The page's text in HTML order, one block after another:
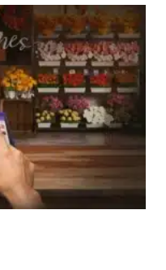
وسريعة
ومتميزة مع
كل طلب،
ولكل طاولة
فودكس
أونلاين
خيارك
الأسهل
لخدمات
الطلبات
عبر
الموقع/
التطبيق